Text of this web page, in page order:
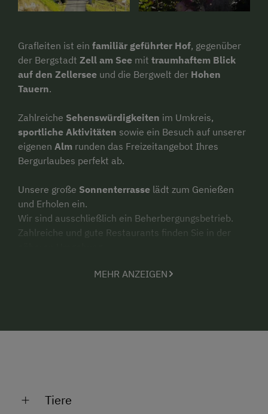
Grafleiten ist ein familiär geführter Hof, gegenüber
der Bergstadt Zell am See mit traumhaftem Blick
auf den Zellersee und die Bergwelt der Hohen
Tauern.
Zahlreiche Sehenswürdigkeiten im Umkreis,
sportliche Aktivitäten sowie ein Besuch auf unserer
eigenen Alm runden das Freizeitangebot Ihres
Bergurlaubes perfekt ab.
Unsere große Sonnenterrasse lädt zum Genießen
und Erholen ein.
Wir sind ausschließlich ein Beherbergungsbetrieb.
Zahlreiche und gute Restaurants finden Sie in der
Alm.
MEHR ANZEIGEN
Tiere